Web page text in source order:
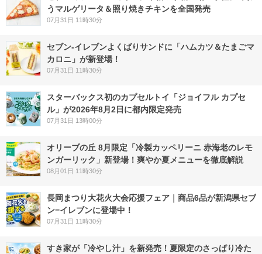
うマルゲリータ＆照り焼きチキンを全国発売
07月31日 11時30分
セブン‐イレブンよくばりサンドに「ハムカツ＆たまごマ
カロニ」が新登場！
07月31日 11時30分
スターバックス初のカプセルトイ「ジョイフル カプセ
ル」が2026年8月2日に都内限定発売
07月31日 13時00分
オリーブの丘 8月限定「冷製カッペリーニ 赤海老のレモ
ンガーリック」新登場！爽やか夏メニューを徹底解説
08月01日 11時30分
長岡まつり大花火大会応援フェア｜商品6品が新潟県セブ
ン−イレブンに登場中！
07月31日 11時30分
すき家が「冷やし汁」を新発売！夏限定のさっぱり冷た